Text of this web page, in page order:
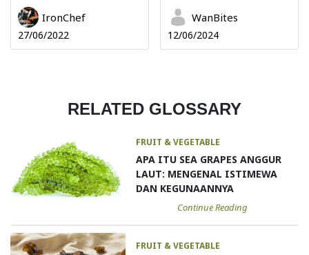
IronChef
27/06/2022
WanBites
12/06/2024
RELATED GLOSSARY
FRUIT & VEGETABLE
APA ITU SEA GRAPES ANGGUR
LAUT: MENGENAL ISTIMEWA
DAN KEGUNAANNYA
Continue Reading
FRUIT & VEGETABLE